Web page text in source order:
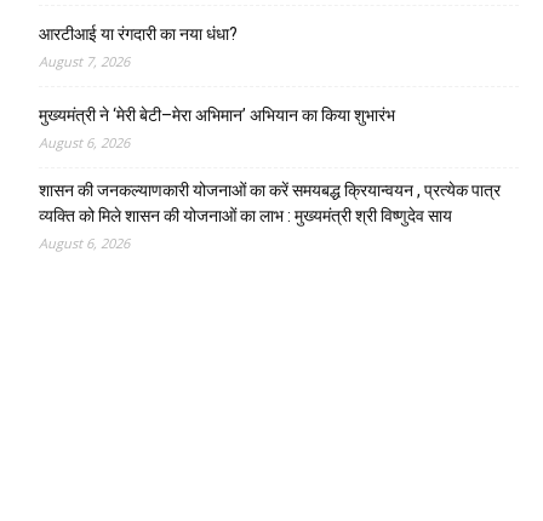
आरटीआई या रंगदारी का नया धंधा?
August 7, 2026
मुख्यमंत्री ने ‘मेरी बेटी–मेरा अभिमान’ अभियान का किया शुभारंभ
August 6, 2026
शासन की जनकल्याणकारी योजनाओं का करें समयबद्ध क्रियान्वयन , प्रत्येक पात्र
व्यक्ति को मिले शासन की योजनाओं का लाभ : मुख्यमंत्री श्री विष्णुदेव साय
August 6, 2026